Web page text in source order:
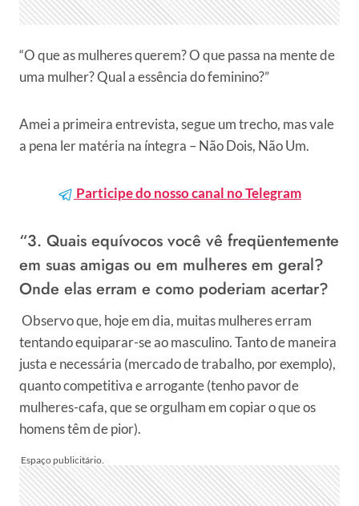
“O que as mulheres querem? O que passa na mente de
uma mulher? Qual a essência do feminino?”
Amei a primeira entrevista, segue um trecho, mas vale
a pena ler matéria na íntegra – Não Dois, Não Um.
Participe do nosso canal no Telegram
“3. Quais equívocos você vê freqüentemente
em suas amigas ou em mulheres em geral?
Onde elas erram e como poderiam acertar?
Observo que, hoje em dia, muitas mulheres erram
tentando equiparar-se ao masculino. Tanto de maneira
justa e necessária (mercado de trabalho, por exemplo),
quanto competitiva e arrogante (tenho pavor de
mulheres-cafa, que se orgulham em copiar o que os
homens têm de pior).